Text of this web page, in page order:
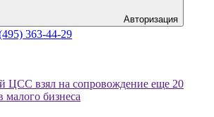
Авторизация
363-44-29
ЦСС взял на сопровождение еще 20
малого бизнеса